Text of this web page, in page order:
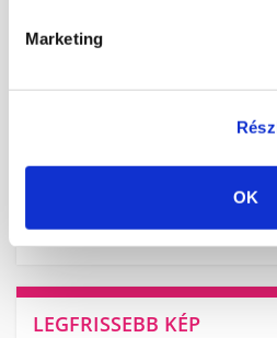
Marketing
OK
MANIKŰRÖS ÉS
2026. augusztus 14. - 13:00
MANIKŰRÖS ÉS
MANIKŰRÖS ÉS
2026. augusztus 15. - 10:00
LEGFRISSEBB KÉP